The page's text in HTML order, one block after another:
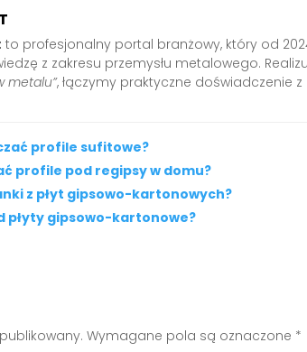
to profesjonalny portal branżowy, który od
z zakresu przemysłu metalowego.
metalu”, łączymy praktyczne doświadczenie
profile sufitowe?
profile pod regipsy w domu?
z płyt gipsowo-kartonowych?
płyty gipsowo-kartonowe?
Wymagane pola są oznaczone *